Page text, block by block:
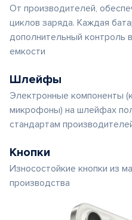
От производителей,
циклов заряда. Каждая
дополнительный контроль
емкости
Шлейфы
Электронные компоненты
микрофоны) на шлейфах
стандартам
Кнопки
Износостойкие кнопки из
производства